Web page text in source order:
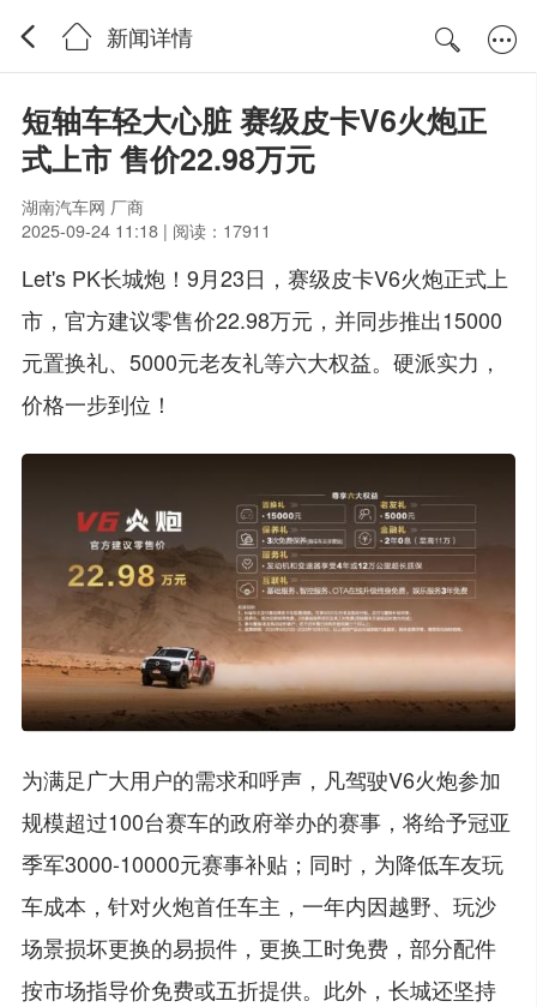
新闻详情
短轴车轻大心脏 赛级皮卡V6火炮正
式上市 售价22.98万元
湖南汽车网 厂商
2025-09-24 11:18 | 阅读：17911
Let's PK长城炮！9月23日，赛级皮卡V6火炮正式上
市，官方建议零售价22.98万元，并同步推出15000
元置换礼、5000元老友礼等六大权益。硬派实力，
价格一步到位！
为满足广大用户的需求和呼声，凡驾驶V6火炮参加
规模超过100台赛车的政府举办的赛事，将给予冠亚
季军3000-10000元赛事补贴；同时，为降低车友玩
车成本，针对火炮首任车主，一年内因越野、玩沙
场景损坏更换的易损件，更换工时免费，部分配件
按市场指导价免费或五折提供。此外，长城还坚持